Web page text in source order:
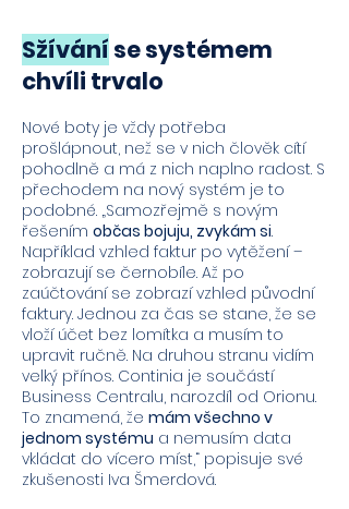
Sžívání se systémem
chvíli trvalo
Nové boty je vždy potřeba
prošlápnout, než se v nich člověk cítí
pohodlně a má z nich naplno radost. S
přechodem na nový systém je to
podobné. „Samozřejmě s novým
řešením občas bojuju, zvykám si.
Například vzhled faktur po vytěžení –
zobrazují se černobíle. Až po
zaúčtování se zobrazí vzhled původní
faktury. Jednou za čas se stane, že se
vloží účet bez lomítka a musím to
upravit ručně. Na druhou stranu vidím
velký přínos. Continia je součástí
Business Centralu, narozdíl od Orionu.
To znamená, že mám všechno v
jednom systému a nemusím data
vkládat do vícero míst,“ popisuje své
zkušenosti Iva Šmerdová.